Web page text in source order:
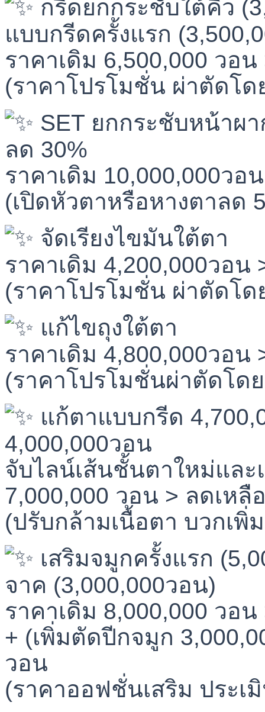
กรีดยกกระชับใต้คิ้ว
แบบกรีดครั้งแรก
ราคาเดิม 6,500,000 วอ
(ราคาโปรโมชั่น ผ่าตัดโ
SET ยกกระชับหน้าผ
ลด 30%
ราคาเดิม 10,000,000วอ
(เปิดหัวตาหรือหางตาลด
จัดเรียงไขมันใต้ตา
ราคาเดิม 4,200,000วอน
(ราคาโปรโมชั่น ผ่าตัดโ
แก้ไขถุงใต้ตา
ราคาเดิม 4,800,000วอน
(ราคาโปรโมชั่นผ่าตัดโด
แก้ตาแบบกรีด
4,000,000วอน
จับไลน์เส้นชั้นตาใหม่แล
7,000,000 วอน > ลดเหลื
(ปรับกล้ามเนื้อตา บวกเพิ่
เสริมจมูกครั้งแรก
จาค (3,000,000วอน)
ราคาเดิม 8,000,000 วอ
+ (เพิ่มตัดปีกจมูก
วอน
(ราคาออฟชั่นเสริม ประเ